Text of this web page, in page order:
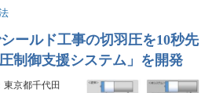
ールド工事の切羽圧を10秒先
制御支援システム」を開発
東京都千代田